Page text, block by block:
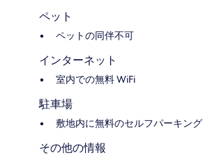
ペット
ペットの同伴不可
インターネット
室内での無料 WiFi
駐車場
敷地内に無料のセルフパーキング
その他の情報